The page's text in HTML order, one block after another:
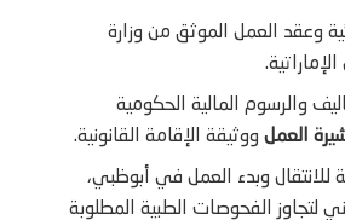
وعقد العمل الموثق من وزارة
والرسوم المالية الحكومية
العمل ووثيقة الإقامة القانونية.
للانتقال وبدء العمل في أبوظبي،
لتجاوز الفحوصات الطبية المطلوبة